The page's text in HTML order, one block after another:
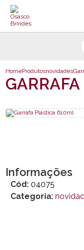
HomeProdutosnovidades
Informações
Cód: 04075
Categoria: